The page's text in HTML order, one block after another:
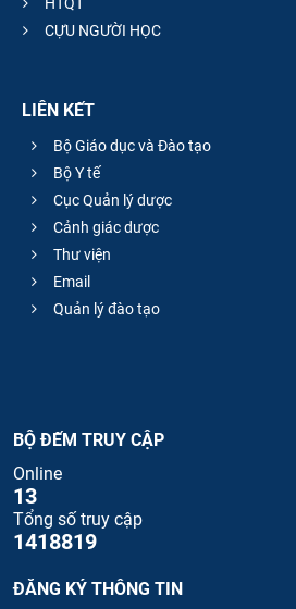
CỰU NGƯỜI HỌC
LIÊN KẾT
Bộ Giáo dục và Đào tạo
Bộ Y tế
Cục Quản lý dược
Cảnh giác dược
Thư viện
Email
Quản lý đào tạo
BỘ ĐẾM TRUY CẬP
Online
13
Tổng số truy cập
1418819
ĐĂNG KÝ THÔNG TIN